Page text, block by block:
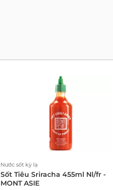
Nước sốt kỳ lạ
Sốt Tiêu Sriracha 455ml Nl/fr -
MONT ASIE